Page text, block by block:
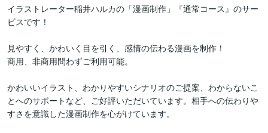
イラストレーター稲井ハルカの「漫画制作」『通常コース』のサー
ビスです！
見やすく、かわいく目を引く、感情の伝わる漫画を制作！
商用、非商用問わずご利用可能。
かわいいイラスト、わかりやすいシナリオのご提案、わからないこ
とへのサポートなど、ご好評いただいています。相手への伝わりや
すさを意識した漫画制作を心がけています。